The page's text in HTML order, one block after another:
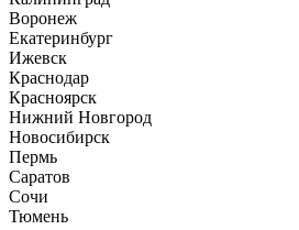
Воронеж
Екатеринбург
Ижевск
Краснодар
Красноярск
Нижний Новгород
Новосибирск
Пермь
Саратов
Сочи
Тюмень